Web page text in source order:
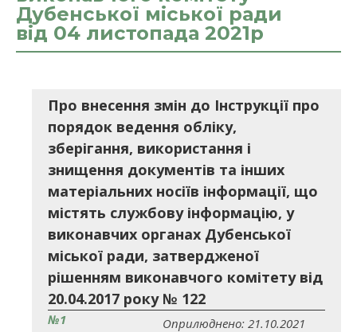
Дубенської міської ради
від 04 листопада 2021р
Про внесення змін до Інструкції про
порядок ведення обліку,
зберігання, використання і
знищення документів та інших
матеріальних носіїв інформації, що
містять службову інформацію, у
виконавчих органах Дубенської
міської ради, затвердженої
рішенням виконавчого комітету від
20.04.2017 року № 122
№1 Оприлюднено: 21.10.2021